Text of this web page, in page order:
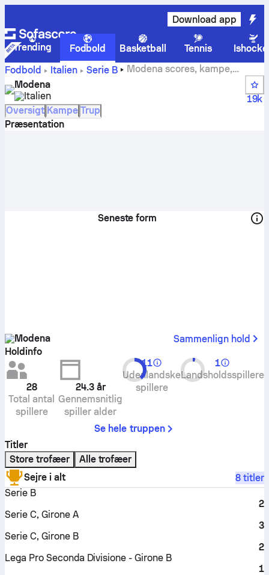
Download app
Trending Fodbold Basketball Tennis
Fodbold
Italien Serie B
Modena scores, kampe,
stillinger og spillerstatistik
Modena
Italien
19k
Oversigt Kampe Trup
Præsentation
Seneste form
Modena
Sammenlign hold
Holdinfo
28
Total antal
spillere
24.3 år
Gennemsnitlig
spiller alder
11
Udenlandske
spillere
1
Landsholdsspillere
Se hele truppen
Titler
Store trofæer
Alle trofæer
Sejre i alt
8 titler
Serie B
2
Serie C, Girone A
3
Serie C, Girone B
2
Lega Pro Seconda Divisione - Girone B
1